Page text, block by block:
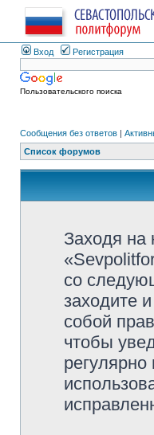
Вход Регистрация
Пользовательского поиска
Сообщения без ответов |
Список форумов
Заходя
со
заходите
собой
чтобы
регулярно